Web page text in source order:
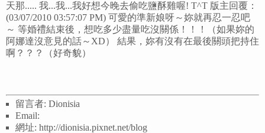
天那..... 我...我...我好想今晚去偷吃鹽酥雞喔! T^T 版主回覆：
(03/07/2010 03:57:07 PM) 可愛的準新娘呀～妳就再忍一忍吧
～ 等婚禮結束後，想吃多少盡量吃沒關係！！！（如果妳的
阿娜達沒意見的話～XD） 結果，妳有沒有在最後關頭把持住
啊？？？（好奇貌）
留言者: Dionisia
Email:
網址: http://dionisia.pixnet.net/blog